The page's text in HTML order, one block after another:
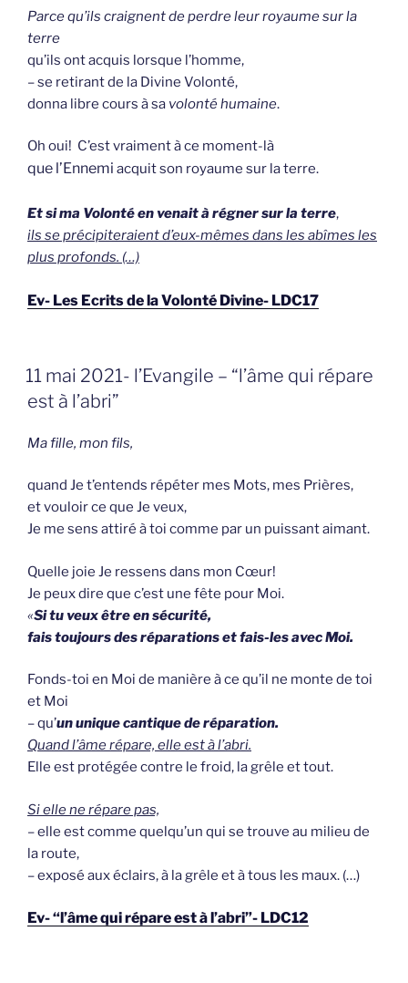
Parce qu’ils craignent de perdre leur royaume sur la
terre
qu’ils ont acquis lorsque l’homme,
– se retirant de la Divine Volonté,
donna libre cours à sa volonté humaine.
Oh oui! C’est vraiment à ce moment-là
que l’Ennemi acquit son royaume sur la terre.
Et si ma Volonté en venait à régner sur la terre,
ils se précipiteraient d’eux-mêmes dans les abîmes les
plus profonds. (…)
Ev- Les Ecrits de la Volonté Divine- LDC17
GEPLAATST
OP
11 mai 2021- l’Evangile – “l’âme qui répare
est à l’abri”
Ma fille, mon fils,
quand Je t’entends répéter mes Mots, mes Prières,
et vouloir ce que Je veux,
Je me sens attiré à toi comme par un puissant aimant.
Quelle joie Je ressens dans mon Cœur!
Je peux dire que c’est une fête pour Moi.
«Si tu veux être en sécurité,
fais toujours des réparations et fais-les avec Moi.
Fonds-toi en Moi de manière à ce qu’il ne monte de toi
et Moi
– qu’un uni­que cantique de réparation.
Quand l’âme répare, elle est à l’abri.
Elle est protégée contre le froid, la grêle et tout.
Si elle ne répare pas,
– elle est comme quelqu’un qui se trouve au milieu de
la route,
– exposé aux éclairs, à la grêle et à tous les maux. (…)
Ev- “l’âme qui répare est à l’abri”- LDC12